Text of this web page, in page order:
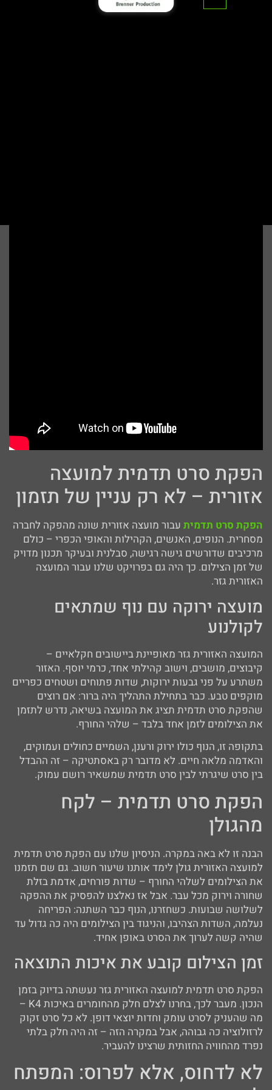
הפקת סרט תדמית למועצה
אזורית – לא רק עניין של תזמון
הפקת סרט תדמית עבור מועצה אזורית שונה מהפקה לחברה
מסחרית. הנופים, האנשים, הקהילות והאופי הכפרי – כולם
מרכיבים שדורשים גישה רגישה, סבלנית ובעיקר תכנון מדויק
של זמן הצילום. כך היה גם בפרויקט שלנו עבור המועצה
האזורית גזר.
מועצה ירוקה עם נוף שמתאים
לקולנוע
המועצה האזורית גזר מאופיינת ביישובים חקלאיים –
קיבוצים, מושבים, וישוב קהילתי אחד, כרמי יוסף. האזור
משתרע על פני גבעות ירוקות, שדות פתוחים ושטחים כפריים
מוקפים טבע. כבר בתחילת התהליך היה ברור: אם רוצים
שהפקת סרט תדמית תציג את המועצה בשיאה, נדרש לתזמן
את הצילומים לזמן אחד בלבד – שלהי החורף.
בתקופה זו, הנוף כולו ירוק ורענן, השמיים כחולים ועמוקים,
והאדמה מלאה חיים. לא מדובר רק באסתטיקה – זה ההבדל
בין סרט שיגרתי לבין סרט תדמית שמשאיר רושם עמוק.
הפקת סרט תדמית – לקח
מהגולן
הבנה זו לא באה במקרה. הניסיון שלנו עם הפקת סרט תדמית
למועצה האזורית גולן לימד אותנו שיעור חשוב. גם שם תזמנו
את הצילומים לשלהי החורף – שדות פורחים, אדמת בזלת
שחורה וירוק מכל עבר. אבל אז נאלצנו להפסיק את ההפקה
לשלושה שבועות. כשחזרנו, הנוף כבר השתנה: הפריחה
נעלמה, השדות הצהיבו, והניגוד בין הצילומים היה כה גדול עד
שהיה קשה לערוך את הסרט באופן אחיד.
זמן הצילום קובע את איכות התוצאה
הפקת סרט תדמית למועצה האזורית גזר נעשתה בדיוק בזמן
הנכון. מעבר לכך, בחרנו לצלם חלק מהחומרים באיכות K4 –
מה שהעניק לסרט עומק וחדות יוצאי דופן. לא כל סרט זקוק
לרזולוציה כה גבוהה, אבל במקרה הזה – זה היה חלק בלתי
נפרד מהחוויה החזותית שרצינו להעביר.
לא לדחוס, אלא לפרוס: המפתח